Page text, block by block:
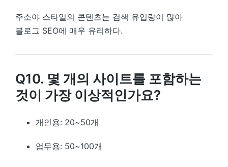
주소야 스타일의 콘텐츠는 검색 유입량이 많아
블로그 SEO에 매우 유리하다.
Q10. 몇 개의 사이트를 포함하는
것이 가장 이상적인가요?
개인용: 20~50개
업무용: 50~100개